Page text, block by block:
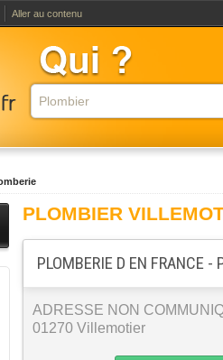
Aller au contenu
PLOMBIER
PLOMBERIE D EN FRANCE
ADRESSE NON
01270 Villemotier